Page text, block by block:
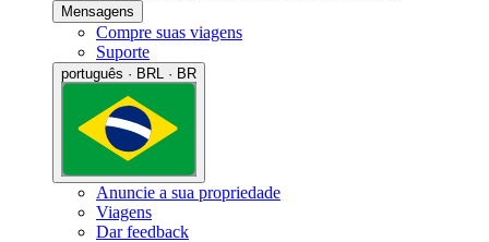
Mensagens
Compre suas viagens
Suporte
português · BRL · BR
Anuncie a sua propriedade
Viagens
Dar feedback